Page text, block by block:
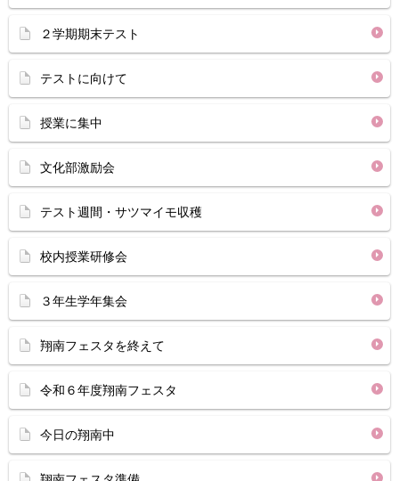
２学期期末テスト
テストに向けて
授業に集中
文化部激励会
テスト週間・サツマイモ収穫
校内授業研修会
３年生学年集会
翔南フェスタを終えて
令和６年度翔南フェスタ
今日の翔南中